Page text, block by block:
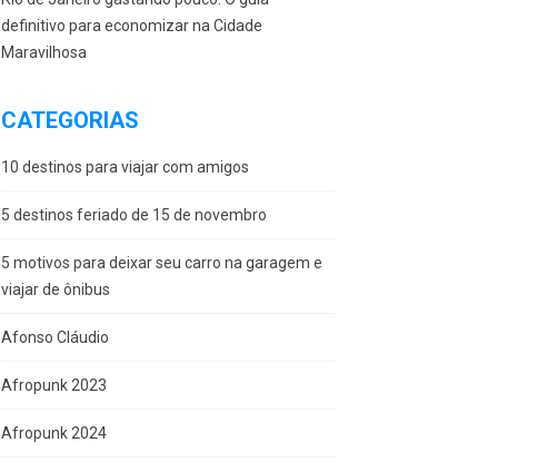
definitivo para economizar na Cidade
Maravilhosa
CATEGORIAS
10 destinos para viajar com amigos
5 destinos feriado de 15 de novembro
5 motivos para deixar seu carro na garagem e
viajar de ônibus
Afonso Cláudio
Afropunk 2023
Afropunk 2024